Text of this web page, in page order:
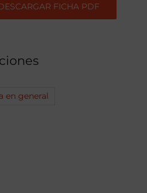
FICHA PDF
en general